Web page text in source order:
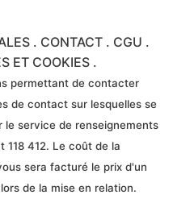
. CONTACT. CGU .
ET COOKIES.
permettant de contacter
de contact sur lesquelles se
service de renseignements
118 412. Le coût de la
sera facturé le prix d'un
de la mise en relation.